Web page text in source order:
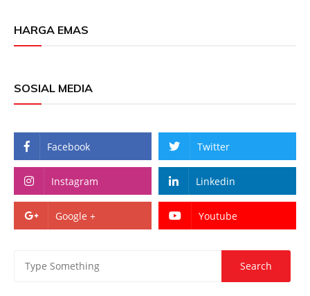
HARGA EMAS
SOSIAL MEDIA
Facebook Twitter
Instagram Linkedin
Google + Youtube